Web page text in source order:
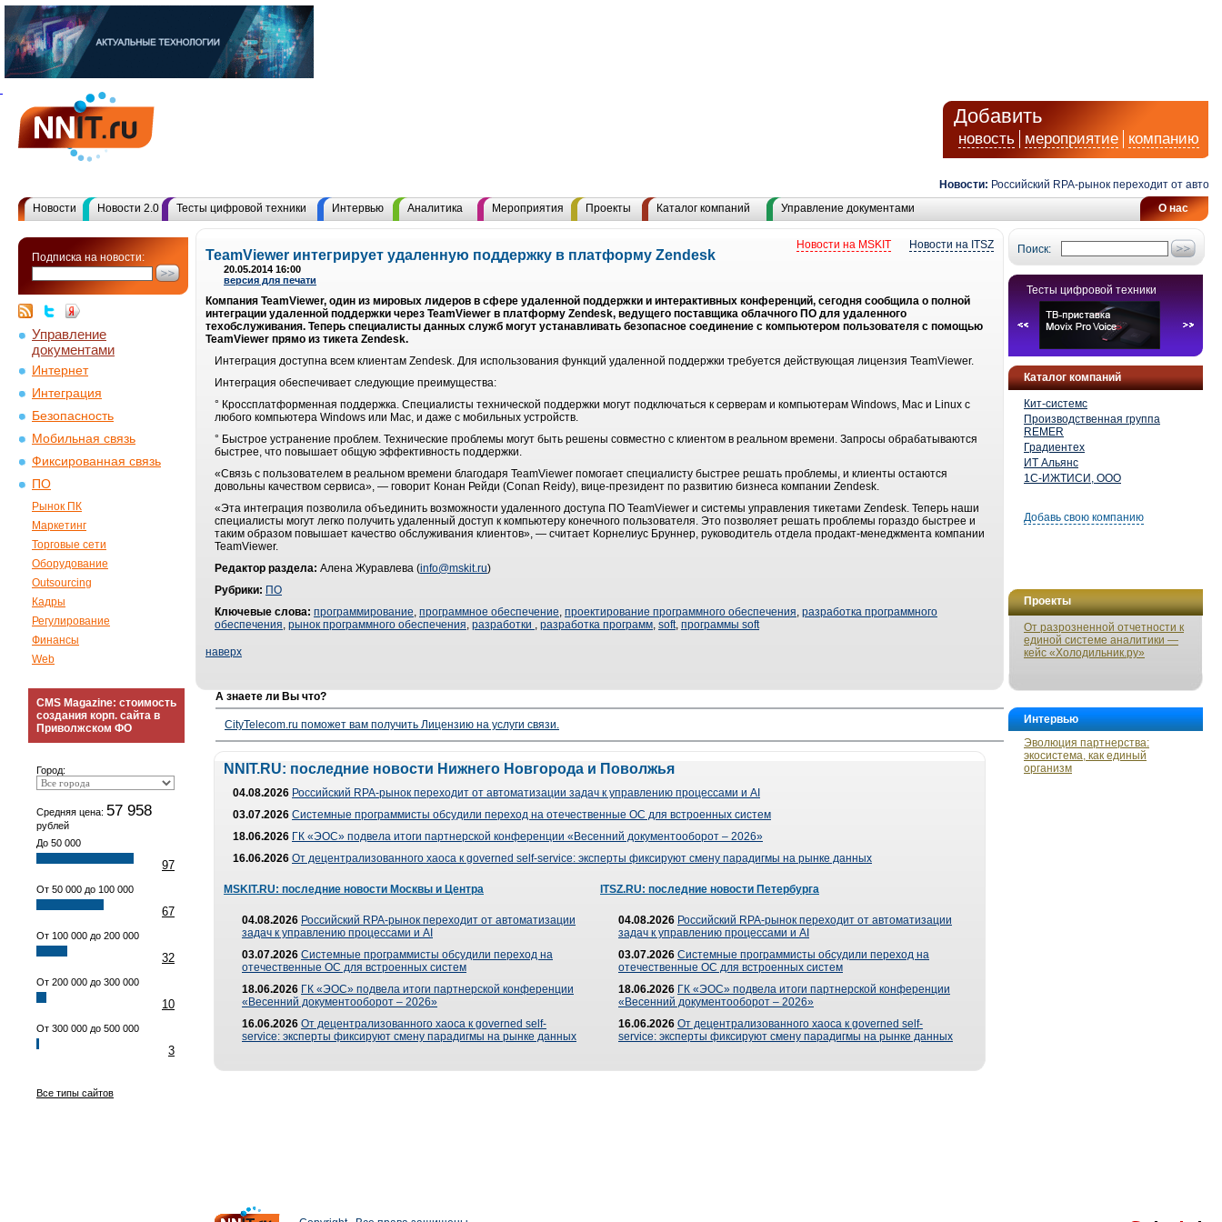
Добавить
новость мероприятие компанию
Новости: Российский RPA-рынок переходит от
О нас
Новости Новости 2.0 Тесты цифровой техники Интервью Аналитика Мероприятия Проекты Каталог компаний Управление документами
Подписка на новости:
Управление
документами
Интернет
Интеграция
Безопасность
Мобильная связь
Фиксированная связь
ПО
Рынок ПК
Маркетинг
Торговые сети
Оборудование
Outsourcing
Кадры
Регулирование
Финансы
Web
CMS Magazine: стоимость
создания корп. сайта в
Приволжском ФО
Город:
Средняя цена: 57 958
рублей
До 50 000
97
От 50 000 до 100 000
67
От 100 000 до 200 000
32
От 200 000 до 300 000
10
От 300 000 до 500 000
3
Все типы сайтов
Поиск:
Тесты цифровой техники
Каталог компаний
Кит-системс
Производственная группа
REMER
Градиентех
ИТ Альянс
1С-ИЖТИСИ, ООО
Добавь свою компанию
Проекты
От разрозненной отчетности к
единой системе аналитики —
кейс «Холодильник.ру»
Интервью
Эволюция партнерства:
экосистема, как единый
организм
Новости на ITSZ
Новости на MSKIT
TeamViewer интегрирует удаленную поддержку в платформу Zendesk
20.05.2014 16:00
версия для печати
Компания TeamViewer, один из мировых лидеров в сфере удаленной поддержки и интерактивных конференций, сегодня сообщила о полной
интеграции удаленной поддержки через TeamViewer в платформу Zendesk, ведущего поставщика облачного ПО для удаленного
техобслуживания. Теперь специалисты данных служб могут устанавливать безопасное соединение с компьютером пользователя с помощью
TeamViewer прямо из тикета Zendesk.
Интеграция доступна всем клиентам Zendesk. Для использования функций удаленной поддержки требуется действующая лицензия TeamViewer.
Интеграция обеспечивает следующие преимущества:
° Кроссплатформенная поддержка. Специалисты технической поддержки могут подключаться к серверам и компьютерам Windows, Mac и Linux с
любого компьютера Windows или Mac, и даже с мобильных устройств.
° Быстрое устранение проблем. Технические проблемы могут быть решены совместно с клиентом в реальном времени. Запросы обрабатываются
быстрее, что повышает общую эффективность поддержки.
«Связь с пользователем в реальном времени благодаря TeamViewer помогает специалисту быстрее решать проблемы, и клиенты остаются
довольны качеством сервиса», — говорит Конан Рейди (Conan Reidy), вице-президент по развитию бизнеса компании Zendesk.
«Эта интеграция позволила объединить возможности удаленного доступа ПО TeamViewer и системы управления тикетами Zendesk. Теперь наши
специалисты могут легко получить удаленный доступ к компьютеру конечного пользователя. Это позволяет решать проблемы гораздо быстрее и
таким образом повышает качество обслуживания клиентов», — считает Корнелиус Бруннер, руководитель отдела продакт-менеджмента компании
TeamViewer.
Редактор раздела: Алена Журавлева (info@mskit.ru)
Рубрики: ПО
Ключевые слова: программирование, программное обеспечение, проектирование программного обеспечения, разработка программного
обеспечения, рынок программного обеспечения, разработки , разработка программ, soft, программы soft
наверх
А знаете ли Вы что?
CityTelecom.ru поможет вам получить Лицензию на услуги связи.
NNIT.RU: последние новости Нижнего Новгорода и Поволжья
04.08.2026 Российский RPA-рынок переходит от автоматизации задач к управлению процессами и AI
03.07.2026 Системные программисты обсудили переход на отечественные ОС для встроенных систем
18.06.2026 ГК «ЭОС» подвела итоги партнерской конференции «Весенний документооборот – 2026»
16.06.2026 От децентрализованного хаоса к governed self-service: эксперты фиксируют смену парадигмы на рынке данных
MSKIT.RU: последние новости Москвы и Центра
04.08.2026 Российский RPA-рынок переходит от автоматизации
задач к управлению процессами и AI
03.07.2026 Системные программисты обсудили переход на
отечественные ОС для встроенных систем
18.06.2026 ГК «ЭОС» подвела итоги партнерской конференции
«Весенний документооборот – 2026»
16.06.2026 От децентрализованного хаоса к governed self-
service: эксперты фиксируют смену парадигмы на рынке данных
ITSZ.RU: последние новости Петербурга
04.08.2026 Российский RPA-рынок переходит от автоматизации
задач к управлению процессами и AI
03.07.2026 Системные программисты обсудили переход на
отечественные ОС для встроенных систем
18.06.2026 ГК «ЭОС» подвела итоги партнерской конференции
«Весенний документооборот – 2026»
16.06.2026 От децентрализованного хаоса к governed self-
service: эксперты фиксируют смену парадигмы на рынке данных